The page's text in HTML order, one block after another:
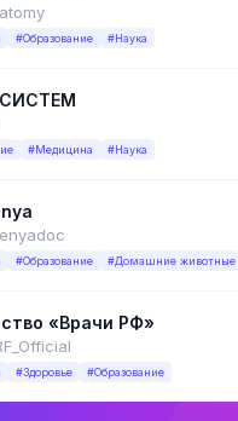
#Образование #Наука
#Медицина #Наука
#Образование #Домашние животные
«Врачи РФ»
#Здоровье #Образование